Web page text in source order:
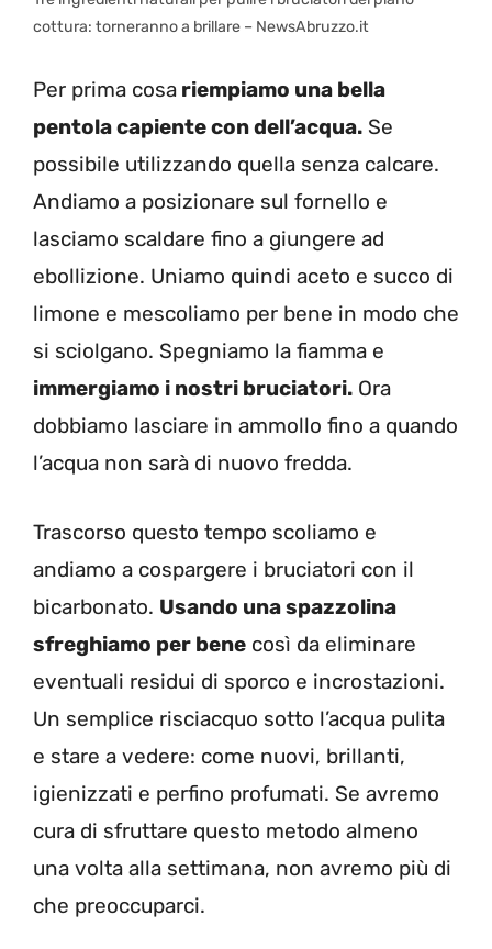
cottura: torneranno a brillare – NewsAbruzzo.it
Per prima cosa riempiamo una bella
pentola capiente con dell’acqua. Se
possibile utilizzando quella senza calcare.
Andiamo a posizionare sul fornello e
lasciamo scaldare fino a giungere ad
ebollizione. Uniamo quindi aceto e succo di
limone e mescoliamo per bene in modo che
si sciolgano. Spegniamo la fiamma e
immergiamo i nostri bruciatori. Ora
dobbiamo lasciare in ammollo fino a quando
l’acqua non sarà di nuovo fredda.
Trascorso questo tempo scoliamo e
andiamo a cospargere i bruciatori con il
bicarbonato. Usando una spazzolina
sfreghiamo per bene così da eliminare
eventuali residui di sporco e incrostazioni.
Un semplice risciacquo sotto l’acqua pulita
e stare a vedere: come nuovi, brillanti,
igienizzati e perfino profumati. Se avremo
cura di sfruttare questo metodo almeno
una volta alla settimana, non avremo più di
che preoccuparci.